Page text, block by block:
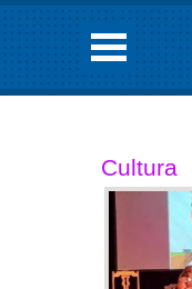
Cultura